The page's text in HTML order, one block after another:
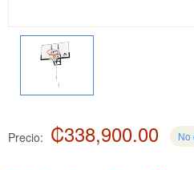
Precio: ₡338,900.00 No